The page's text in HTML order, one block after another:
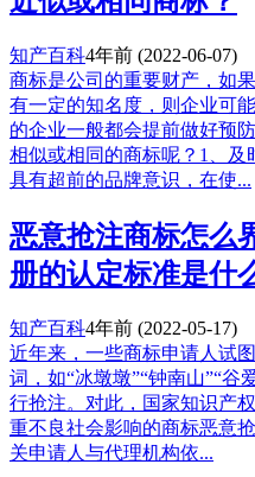
知产百科4年前 (2022-06-07)
商标是公司的重要财产，如
有一定的知名度，则企业可
的企业一般都会提前做好预
相似或相同的商标呢？1、
具有超前的品牌意识，在使...
恶意抢注商标怎么
册的认定标准是什
知产百科4年前 (2022-05-17)
近年来，一些商标申请人试
词，如“冰墩墩”“钟南山”“谷
行抢注。对此，国家知识产
重不良社会影响的商标恶意
关申请人与代理机构依...